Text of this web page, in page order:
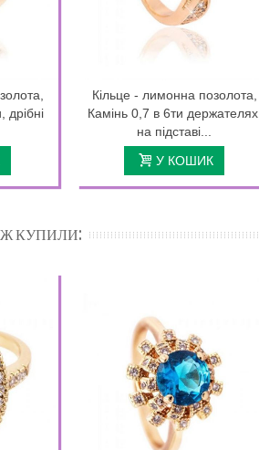
дрібні
Кільце - лимонна позолота,
Камінь 0,7 в 6ти держателях,
на підставі...
У КОШИК
КУПИЛИ: